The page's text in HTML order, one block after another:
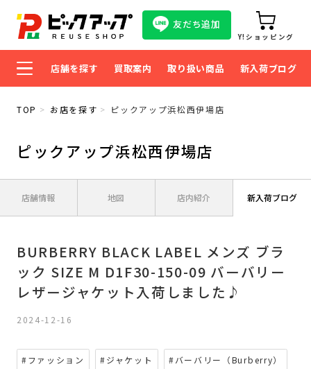
友だち追加
Y!ショッピング
店舗を探す 買取案内 取り扱い商品 新入荷ブログ
TOP お店を探す ピックアップ浜松西伊場店
ピックアップ浜松西伊場店
店舗情報 地図 店内紹介 新入荷ブログ
BURBERRY BLACK LABEL メンズ ブラ
ック SIZE M D1F30-150-09 バーバリー
レザージャケット入荷しました♪
2024-12-16
#ファッション #ジャケット #バーバリー（Burberry）